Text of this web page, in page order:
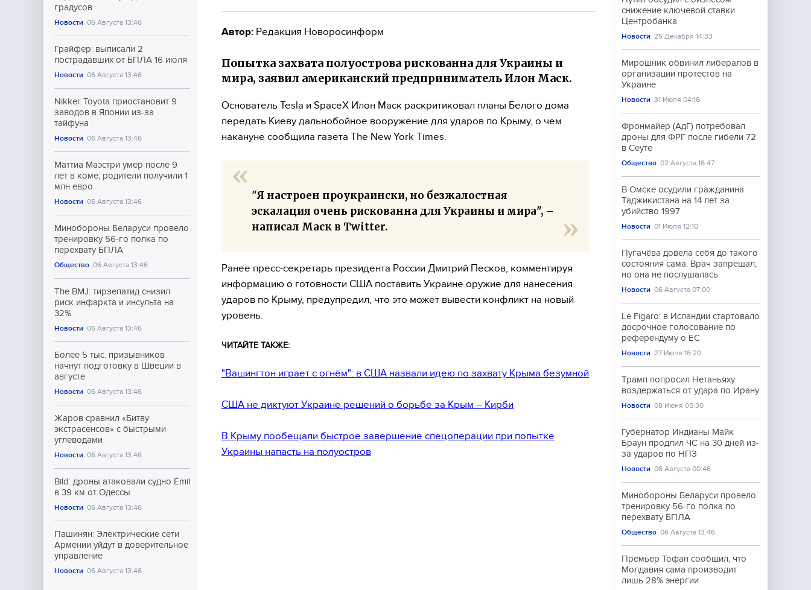
градусов
Новости 06 Августа 13:46
Грайфер: выписали 2
пострадавших от БПЛА 16 июля
Новости 06 Августа 13:46
Nikkei: Toyota приостановит 9
заводов в Японии из-за
тайфуна
Новости 06 Августа 13:46
Маттиа Маэстри умер после 9
лет в коме; родители получили 1
млн евро
Новости 06 Августа 13:46
Минобороны Беларуси провело
тренировку 56-го полка по
перехвату БПЛА
Общество 06 Августа 13:46
The BMJ: тирзепатид снизил
риск инфаркта и инсульта на
32%
Новости 06 Августа 13:46
Более 5 тыс. призывников
начнут подготовку в Швеции в
августе
Новости 06 Августа 13:46
Жаров сравнил «Битву
экстрасенсов» с быстрыми
углеводами
Новости 06 Августа 13:46
Bild: дроны атаковали судно Emil
в 39 км от Одессы
Новости 06 Августа 13:46
Пашинян: Электрические сети
Армении уйдут в доверительное
управление
Новости 06 Августа 13:46
Автор: Редакция Новоросинформ
Попытка захвата полуострова рискованна для Украины и
мира, заявил американский предприниматель Илон Маск.
Основатель Tesla и SpaceX Илон Маск раскритиковал планы Белого дома
передать Киеву дальнобойное вооружение для ударов по Крыму, о чем
накануне сообщила газета The New York Times.
"Я настроен проукраински, но безжалостная
эскалация очень рискованна для Украины и мира", –
написал Маск в Twitter.
Ранее пресс-секретарь президента России Дмитрий Песков, комментируя
информацию о готовности США поставить Украине оружие для нанесения
ударов по Крыму, предупредил, что это может вывести конфликт на новый
уровень.
ЧИТАЙТЕ ТАКЖЕ:
"Вашингтон играет с огнём": в США назвали идею по захвату Крыма безумной
США не диктуют Украине решений о борьбе за Крым – Кирби
В Крыму пообещали быстрое завершение спецоперации при попытке
Украины напасть на полуостров
снижение ключевой ставки
Центробанка
Новости 25 Декабря 14:33
Мирошник обвинил либералов в
организации протестов на
Украине
Новости 31 Июля 04:16
Фронмайер (АдГ) потребовал
дроны для ФРГ после гибели 72
в Сеуте
Общество 02 Августа 16:47
В Омске осудили гражданина
Таджикистана на 14 лет за
убийство 1997
Новости 01 Июля 12:10
Пугачёва довела себя до такого
состояния сама. Врач запрещал,
но она не послушалась
Новости 06 Августа 07:00
Le Figaro: в Исландии стартовало
досрочное голосование по
референдуму о ЕС
Новости 27 Июля 16:20
Трамп попросил Нетаньяху
воздержаться от удара по Ирану
Новости 08 Июня 05:30
Губернатор Индианы Майк
Браун продлил ЧС на 30 дней из-
за ударов по НПЗ
Новости 06 Августа 00:46
Минобороны Беларуси провело
тренировку 56-го полка по
перехвату БПЛА
Общество 06 Августа 13:46
Премьер Тофан сообщил, что
Молдавия сама производит
лишь 28% энергии